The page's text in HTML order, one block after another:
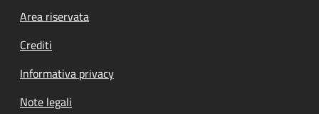
Footer menu
Area riservata
Crediti
Informativa privacy
Note legali